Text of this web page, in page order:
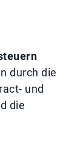
durch die
und
die